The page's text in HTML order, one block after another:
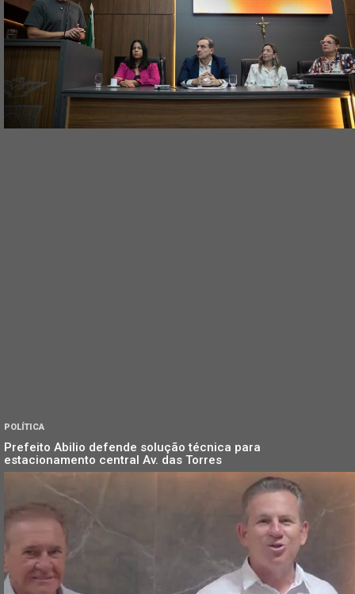
POLÍTICA
Prefeito Abilio defende solução técnica para
estacionamento central Av. das Torres